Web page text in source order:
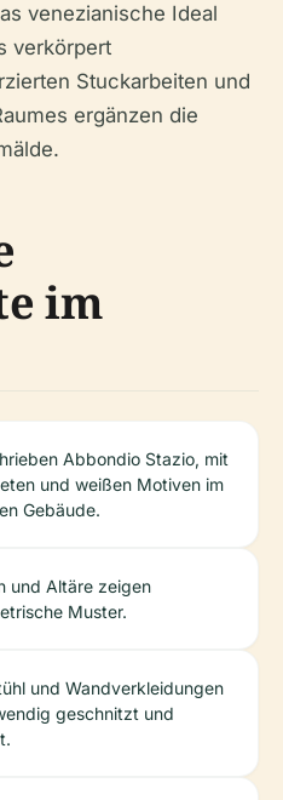
venezianische Ideal
verkörpert
Stuckarbeiten und
ergänzen die
im
Abbondio Stazio, mit
und weißen Motiven im
Gebäude.
und Altäre zeigen
Muster.
und Wandverkleidungen
geschnitzt und